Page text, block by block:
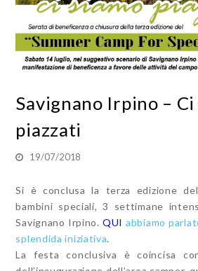
Savignano Irpino – Ci
piazzati
19/07/2018
Si è conclusa la terza edizione
bambini speciali, 3 settimane
Savignano Irpino. QUI abbiamo
splendida iniziativa.
La festa conclusiva è coincisa